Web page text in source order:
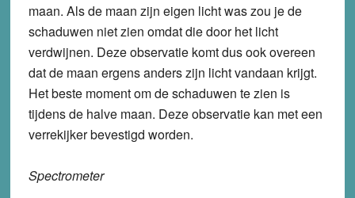
maan. Als de maan zijn eigen licht was zou je de
schaduwen niet zien omdat die door het licht
verdwijnen. Deze observatie komt dus ook overeen
dat de maan ergens anders zijn licht vandaan krijgt.
Het beste moment om de schaduwen te zien is
tijdens de halve maan. Deze observatie kan met een
verrekijker bevestigd worden.
Spectrometer